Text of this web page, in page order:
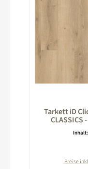
Tarkett iD
CLASSICS
Inhalt:
Preise